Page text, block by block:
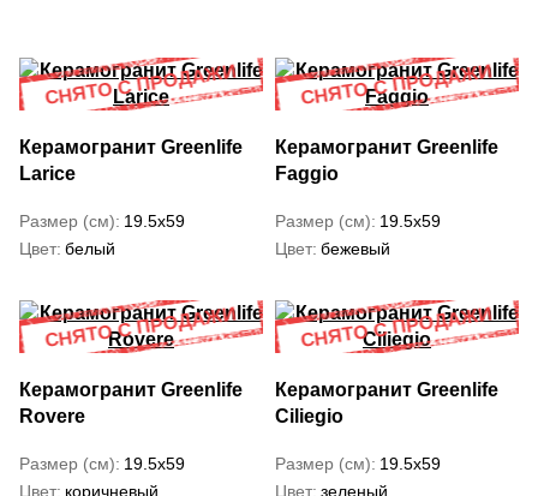
Керамогранит Greenlife
Larice
Размер (см) 19.5x59
Цвет белый
Керамогранит Greenlife
Faggio
Размер (см) 19.5x59
Цвет бежевый
Керамогранит Greenlife
Rovere
Размер (см) 19.5x59
Цвет коричневый
Керамогранит Greenlife
Ciliegio
Размер (см) 19.5x59
Цвет зеленый